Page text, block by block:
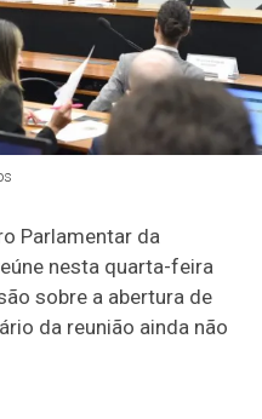
Parlamentar da
nesta quarta-feira
sobre a abertura de
da reunião ainda não